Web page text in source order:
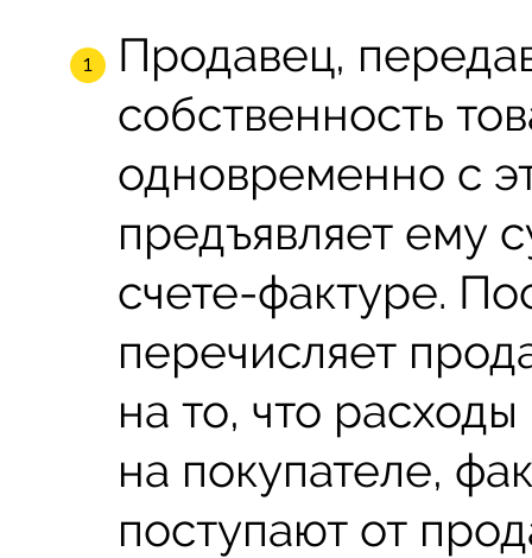
Продавец,
собственность
одновременно с
предъявляет ему
счете-фактуре.
перечисляет
на то, что
на покупателе,
поступают от